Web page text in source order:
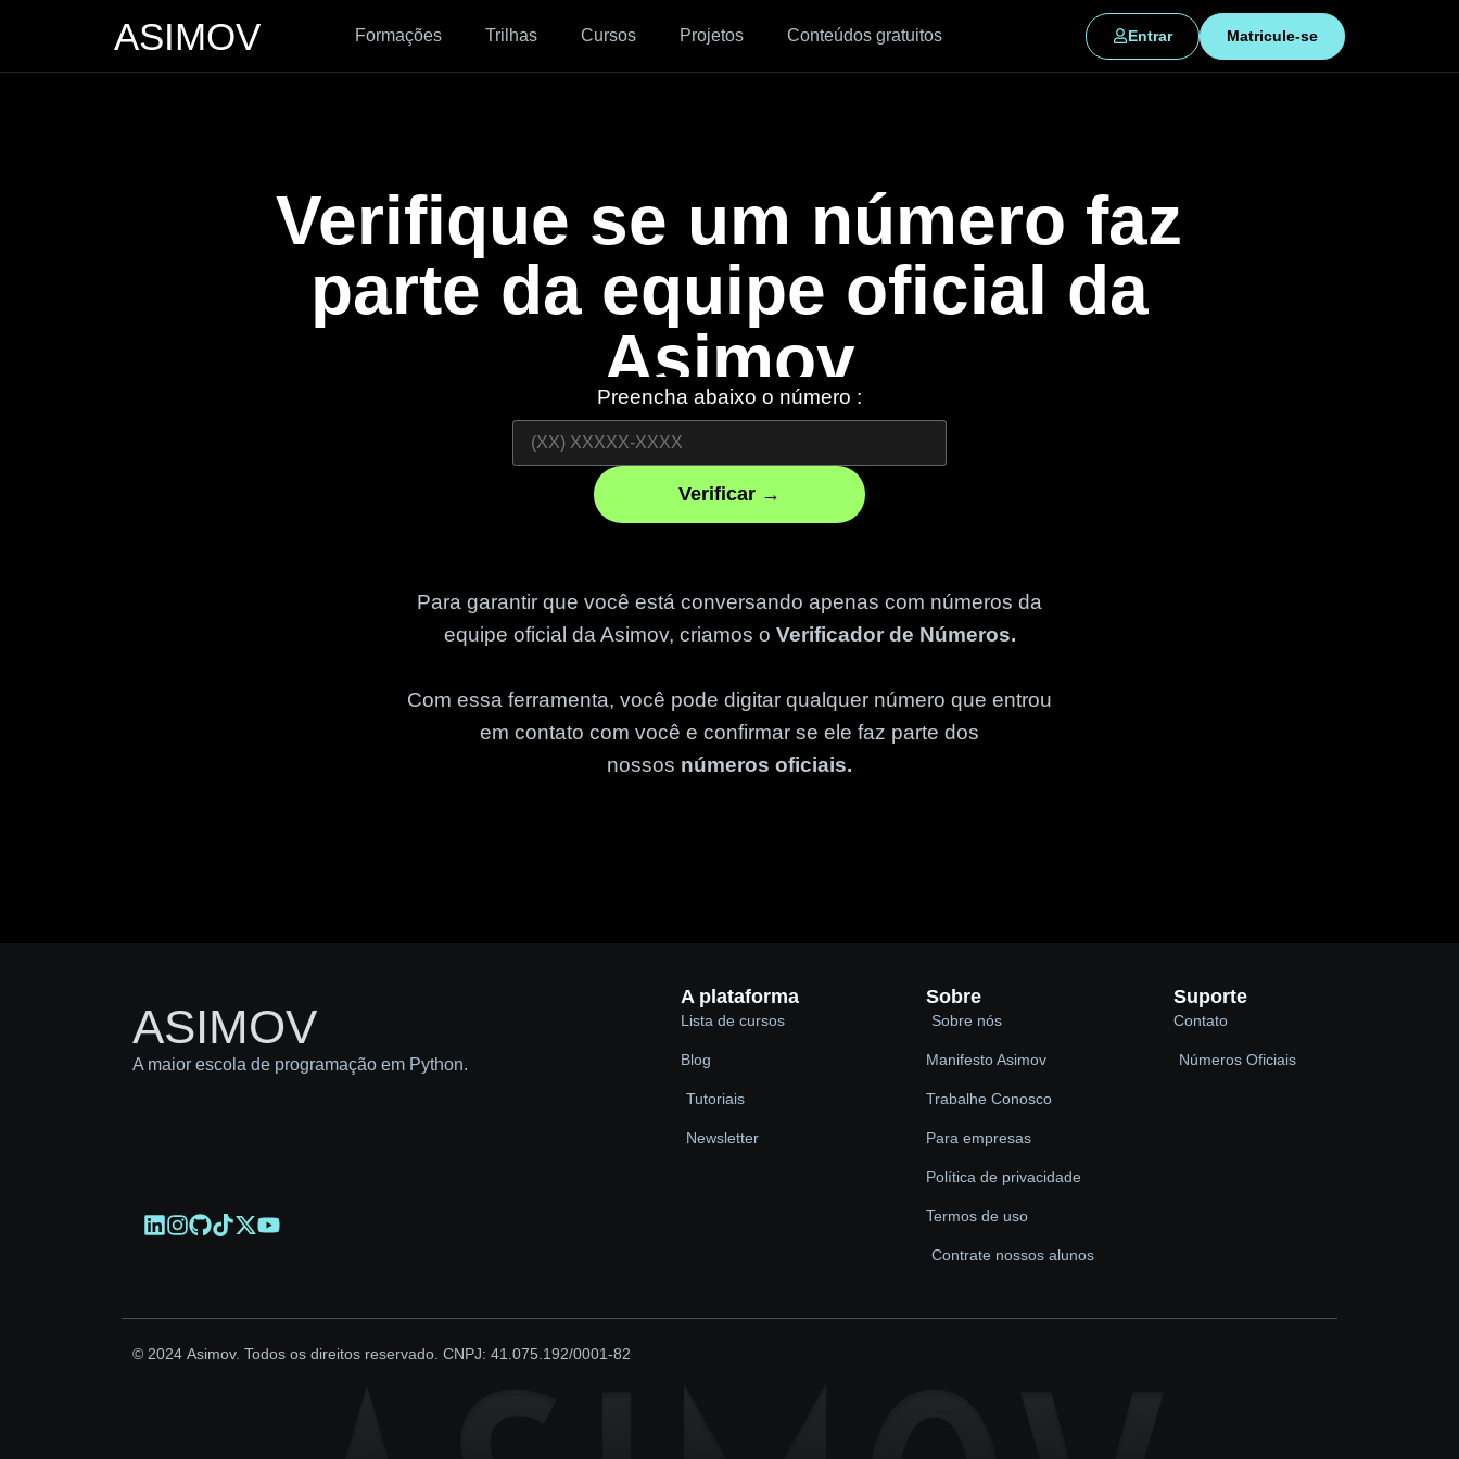
ASIMOV Formações Trilhas Cursos Projetos Conteúdos gratuitos Entrar Matricule-se
Verifique se um número faz
parte da equipe oficial da
Asimov
Preencha abaixo o número :
Verificar →
Para garantir que você está conversando apenas com números da
equipe oficial da Asimov, criamos o Verificador de Números.
Com essa ferramenta, você pode digitar qualquer número que entrou
em contato com você e confirmar se ele faz parte dos
nossos números oficiais.
ASIMOV
A maior escola de programação em Python.
A plataforma
Lista de cursos
Blog
Tutoriais
Newsletter
Sobre
Sobre nós
Manifesto Asimov
Trabalhe Conosco
Para empresas
Política de privacidade
Termos de uso
Contrate nossos alunos
Suporte
Contato
Números Oficiais
© 2024 Asimov. Todos os direitos reservado. CNPJ: 41.075.192/0001-82